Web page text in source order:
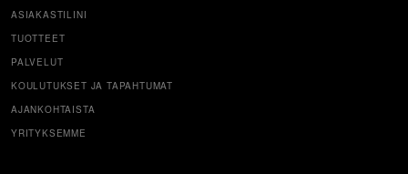
ASIAKASTILINI
TUOTTEET
PALVELUT
KOULUTUKSET JA TAPAHTUMAT
AJANKOHTAISTA
YRITYKSEMME